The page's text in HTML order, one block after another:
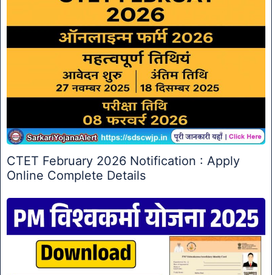
CTET February 2026 Notification : Apply
Online Complete Details